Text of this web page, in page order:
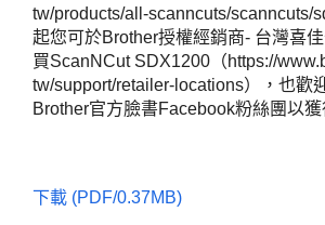
tw/products/all-scanncuts/scanncuts/
起您可於Brother授權經銷商- 台灣喜
買ScanNCut SDX1200（https://
tw/support/retailer-locations），也歡
Brother官方臉書Facebook粉絲團以獲
下載 (PDF/0.37MB)